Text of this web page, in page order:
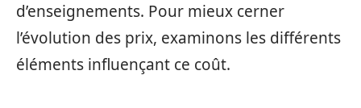
d’enseignements. Pour mieux cerner
l’évolution des prix, examinons les différents
éléments influençant ce coût.